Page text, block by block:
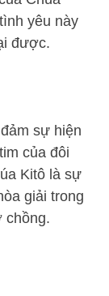
yêu này
được.
sự hiện
của đôi
Kitô là sự
giải trong
chồng.